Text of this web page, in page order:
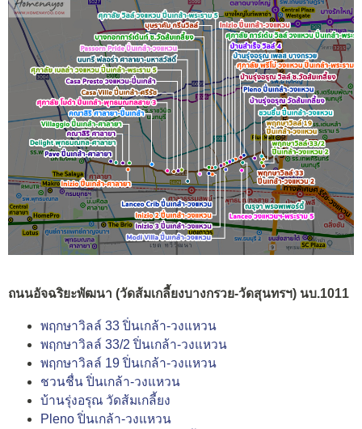
ถนนอัจฉริยะพัฒนา (วัดส้มเกลี้ยงบางกรวย-วัดสุนทรฯ) นบ.1011
พฤกษาวิลล์ 33 ปิ่นเกล้า-วงแหวน
พฤกษาวิลล์ 33/2 ปิ่นเกล้า-วงแหวน
พฤกษาวิลล์ 19 ปิ่นเกล้า-วงแหวน
ชวนชื่น ปิ่นเกล้า-วงแหวน
บ้านรุ่งอรุณ วัดส้มเกลี้ยง
Pleno ปิ่นเกล้า-วงแหวน